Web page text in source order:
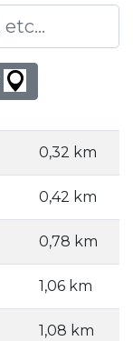
0,32 km
0,42 km
0,78 km
1,06 km
1,08 km